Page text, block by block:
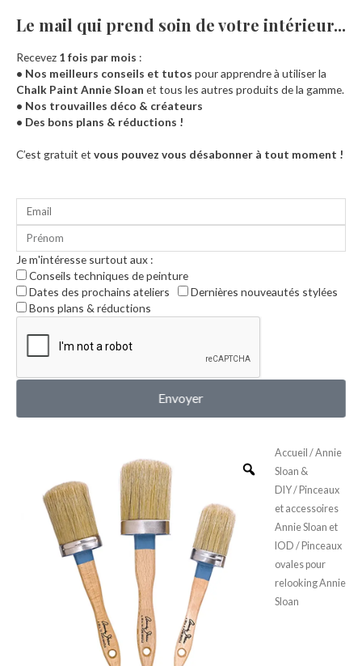
Accueil
Accueil /Annie
Sloan &
DIY/ Pinceaux
et accessoires
Annie Sloan et
IOD / Pinceaux
ovales pour
relooking Annie
Sloan
Le mail qui prend soin de votre intérieur...​
Recevez 1 fois par mois :
• Nos meilleurs conseils et tutos pour apprendre à utiliser la
Chalk Paint Annie Sloan et tous les autres produits de la gamme.
• Nos trouvailles déco & créateurs
• Des bons plans & réductions !
C’est gratuit et vous pouvez vous désabonner à tout moment !
Je m'intéresse surtout aux :
Conseils techniques de peinture
Dates des prochains ateliers
Dernières nouveautés stylées
Bons plans & réductions
Envoyer